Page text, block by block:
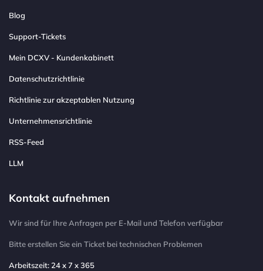
Blog
Support-Tickets
Mein DCXV - Kundenkabinett
Datenschutzrichtlinie
Richtlinie zur akzeptablen Nutzung
Unternehmensrichtlinie
RSS-Feed
LLM
Kontakt aufnehmen
Wir sind für Ihre Anfragen per E-Mail und Telefon verfügbar
Bitte erstellen Sie ein Ticket bei technischen Problemen
Arbeitszeit: 24 x 7 x 365